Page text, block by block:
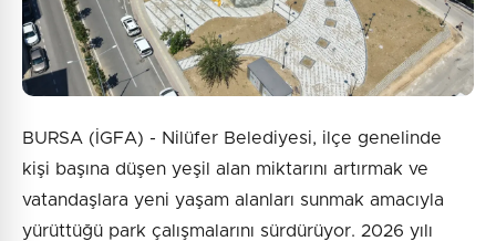
BURSA (İGFA) - Nilüfer Belediyesi, ilçe genelinde
kişi başına düşen yeşil alan miktarını artırmak ve
vatandaşlara yeni yaşam alanları sunmak amacıyla
yürüttüğü park çalışmalarını sürdürüyor. 2026 yılı